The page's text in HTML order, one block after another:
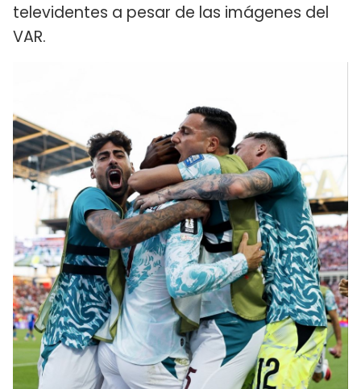
televidentes a pesar de las imágenes del
VAR.